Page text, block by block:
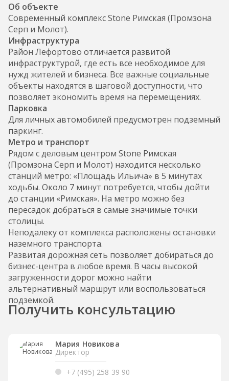
Об объекте
Современный комплекс Stone Римская (Промзона
Серп и Молот).
Инфраструктура
Район Лефортово отличается развитой
инфраструктурой, где есть все необходимое для
нужд жителей и бизнеса. Все важные социальные
объекты находятся в шаговой доступности, что
позволяет экономить время на перемещениях.
Парковка
Для личных автомобилей предусмотрен подземный
паркинг.
Метро и транспорт
Рядом с деловым центром Stone Римская
(Промзона Серп и Молот) находится несколько
станций метро: «Площадь Ильича» в 5 минутах
ходьбы. Около 7 минут потребуется, чтобы дойти
до станции «Римская». На метро можно без
пересадок добраться в самые значимые точки
столицы.
Неподалеку от комплекса расположены остановки
наземного транспорта.
Развитая дорожная сеть позволяет добираться до
бизнес-центра в любое время. В часы высокой
загруженности дорог можно найти
альтернативный маршрут или воспользоваться
подземкой.
Получить консультацию
Мария Новикова
Директор
+7 (495) 258 39 90